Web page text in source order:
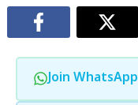
Join WhatsApp